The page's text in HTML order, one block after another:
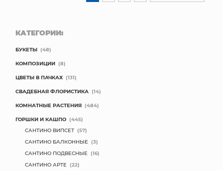
КАТЕГОРИИ:
БУКЕТЫ (48)
КОМПОЗИЦИИ (8)
ЦВЕТЫ В ПАЧКАХ (131)
СВАДЕБНАЯ ФЛОРИСТИКА (14)
КОМНАТНЫЕ РАСТЕНИЯ (484)
ГОРШКИ И КАШПО (445)
САНТИНО ВИПСЕТ (57)
САНТИНО БАЛКОННЫЕ (3)
САНТИНО ПОДВЕСНЫЕ (16)
САНТИНО АРТЕ (22)